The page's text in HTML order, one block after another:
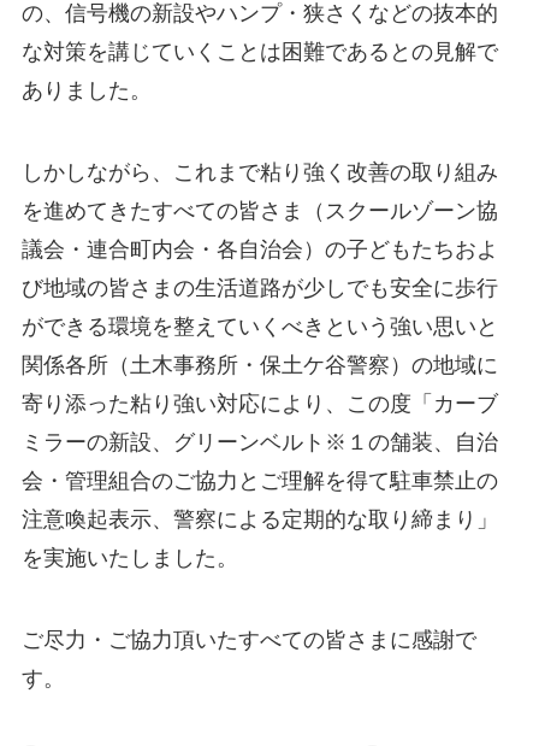
の、信号機の新設やハンプ・狭さくなどの抜本的
な対策を講じていくことは困難であるとの見解で
ありました。
しかしながら、これまで粘り強く改善の取り組み
を進めてきたすべての皆さま（スクールゾーン協
議会・連合町内会・各自治会）の子どもたちおよ
び地域の皆さまの生活道路が少しでも安全に歩行
ができる環境を整えていくべきという強い思いと
関係各所（土木事務所・保土ケ谷警察）の地域に
寄り添った粘り強い対応により、この度「カーブ
ミラーの新設、グリーンベルト※１の舗装、自治
会・管理組合のご協力とご理解を得て駐車禁止の
注意喚起表示、警察による定期的な取り締まり」
を実施いたしました。
ご尽力・ご協力頂いたすべての皆さまに感謝で
す。